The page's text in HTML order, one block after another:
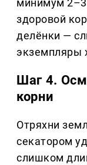
минимум
здоровой
делёнки —
экземпляры
Шаг 4.
корни
Отряхни
секатором
слишком